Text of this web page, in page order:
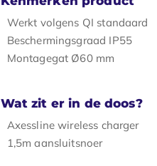
Werkt volgens QI standaard
Beschermingsgraad IP55
Montagegat Ø60 mm
Wat zit er in de doos?
Axessline wireless charger
1,5m aansluitsnoer